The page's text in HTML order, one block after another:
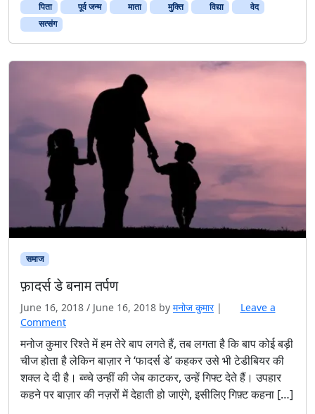
पिता पूर्व जन्म माता मुक्ति विद्या
वेद
सत्संग
समाज
फ़ादर्स डे बनाम तर्पण
June 16, 2018 / June 16, 2018 by मनोज कुमार |
Leave a
Comment
मनोज कुमार रिश्ते में हम तेरे बाप लगते हैं, तब लगता है कि बाप कोई बड़ी
चीज होता है लेकिन बाज़ार ने ‘फादर्स डे’ कहकर उसे भी टेडीबियर की
शक्ल दे दी है। ब्च्चे उन्हीं की जेब काटकर, उन्हें गिफ्ट देते हैं। उपहार
कहने पर बाज़ार की नज़रों में देहाती हो जाएंगे, इसीलिए गिफ़्ट कहना […]